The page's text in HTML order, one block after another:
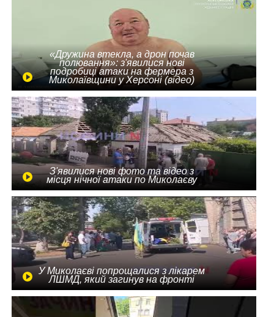
«Дружина втекла, а дрон почав
полювання»: з'явилися нові
подробиці атаки на фермера з
Миколаївщини у Херсоні (відео)
З'явилися нові фото та відео з
місця нічної атаки по Миколаєву
У Миколаєві попрощалися з лікарем
ЛШМД, який загинув на фронті